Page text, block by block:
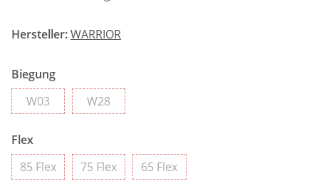
Hersteller:WARRIOR
Biegung
W03 W03 W28W28
Flex
85 Flex85 Flex75 Flex75 Flex65 Flex65 Flex